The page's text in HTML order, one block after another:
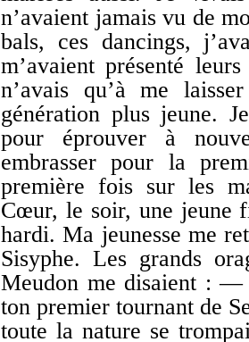
n’avaient jamais vu de
bals, ces dancings,
m’avaient présenté
n’avais qu’à me
génération plus jeune.
pour éprouver à
embrasser pour la
première fois sur les
Cœur, le soir, une jeune
hardi. Ma jeunesse me
Sisyphe. Les grands
Meudon me disaient : —
ton premier tournant de
toute la nature se